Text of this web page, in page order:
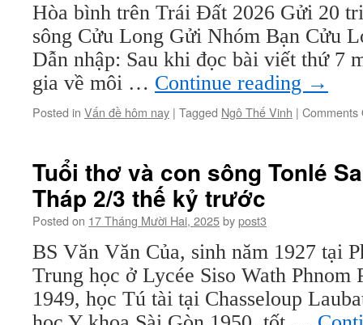
Hòa bình trên Trái Đất 2026 Gửi 20
sông Cửu Long Gửi Nhóm Bạn Cửu
Dẫn nhập: Sau khi đọc bài viết thứ 7
gia về môi … Continue reading →
Posted in Vấn đề hôm nay | Tagged Ngô Thế Vinh | Comments
Tuổi thơ và con sông Tonlé
Tháp 2/3 thế kỷ trước
Posted on 17 Tháng Mười Hai, 2025bypost3
BS Văn Văn Của, sinh năm 1927 tại
Trung học ở Lycée Siso Wath Phnom
1949, học Tú tài tại Chasseloup